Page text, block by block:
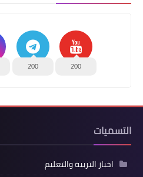
200
200
التسميات
اخبار التربية والتعليم